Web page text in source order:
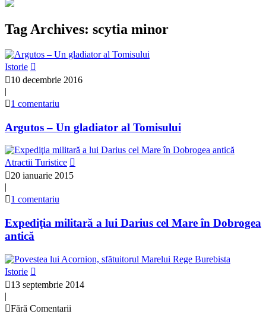
Tag Archives: scytia minor
Istorie
10 decembrie 2016
|
1 comentariu
Argutos – Un gladiator al Tomisului
Atractii Turistice
20 ianuarie 2015
|
1 comentariu
Expediţia militară a lui Darius cel Mare în Dobrogea
antică
Istorie
13 septembrie 2014
|
Fără Comentarii